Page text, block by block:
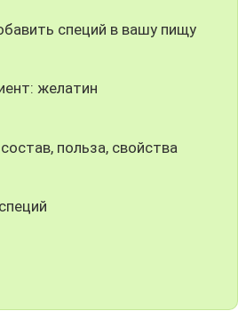
специй в вашу пищу
желатин
польза, свойства